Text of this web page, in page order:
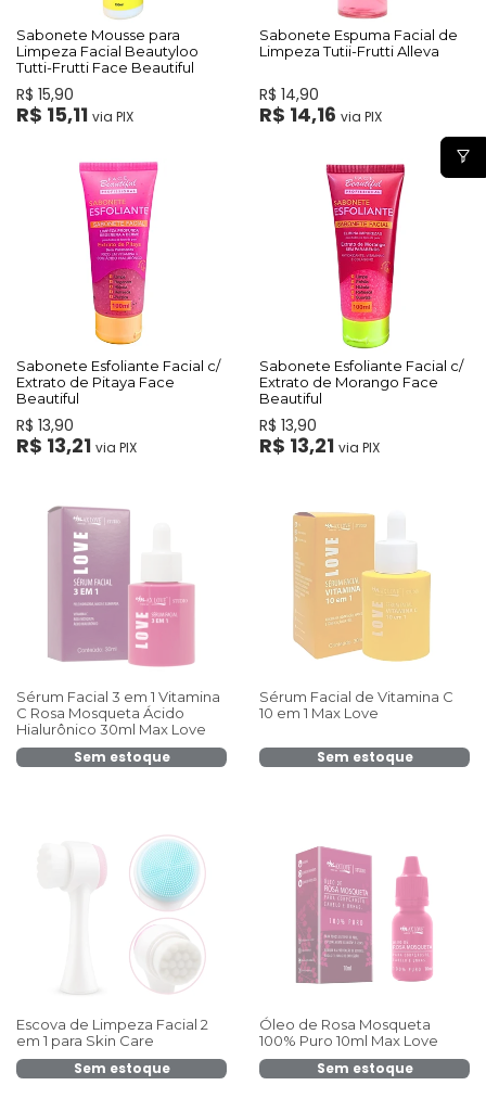
Sabonete Mousse para
Limpeza Facial Beautyloo
Tutti-Frutti Face Beautiful
R$ 15,90
R$ 15,11 via PIX
Sabonete Espuma Facial de
Limpeza Tutii-Frutti Alleva
R$ 14,90
R$ 14,16 via PIX
Sabonete Esfoliante Facial c/
Extrato de Pitaya Face
Beautiful
R$ 13,90
R$ 13,21 via PIX
Sabonete Esfoliante Facial c/
Extrato de Morango Face
Beautiful
R$ 13,90
R$ 13,21 via PIX
Sérum Facial 3 em 1 Vitamina
C Rosa Mosqueta Ácido
Hialurônico 30ml Max Love
Sem estoque
Sérum Facial de Vitamina C
10 em 1 Max Love
Sem estoque
Escova de Limpeza Facial 2
em 1 para Skin Care
Sem estoque
Óleo de Rosa Mosqueta
100% Puro 10ml Max Love
Sem estoque